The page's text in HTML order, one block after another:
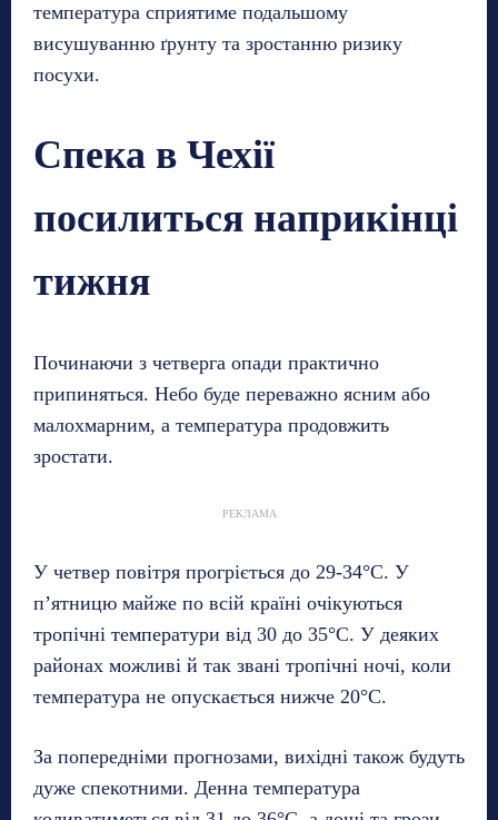
температура сприятиме подальшому
висушуванню ґрунту та зростанню ризику
посухи.
Спека в Чехії
посилиться наприкінці
тижня
Починаючи з четверга опади практично
припиняться. Небо буде переважно ясним або
малохмарним, а температура продовжить
зростати.
РЕКЛАМА
У четвер повітря прогріється до 29-34°C. У
п’ятницю майже по всій країні очікуються
тропічні температури від 30 до 35°C. У деяких
районах можливі й так звані тропічні ночі, коли
температура не опускається нижче 20°C.
За попередніми прогнозами, вихідні також будуть
дуже спекотними. Денна температура